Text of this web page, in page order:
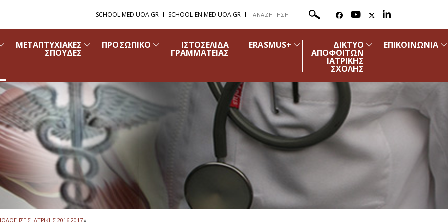
SCHOOL.MED.UOA.GR SCHOOL-EN.MED.UOA.GR
ΜΕΤΑΠΤΥΧΙΑΚΕΣ
ΣΠΟΥΔΕΣ
ΠΡΟΣΩΠΙΚΟ ΙΣΤΟΣΕΛΙΔΑ
ΓΡΑΜΜΑΤΕΙΑΣ
ERASMUS+ ΔΙΚΤΥΟ
ΑΠΟΦΟΙΤΩΝ
ΙΑΤΡΙΚΗΣ
ΣΧΟΛΗΣ
ΕΠΙΚΟΙΝΩΝΙΑ
ΙΑΤΡΙΚΗΣ 2016-2017»